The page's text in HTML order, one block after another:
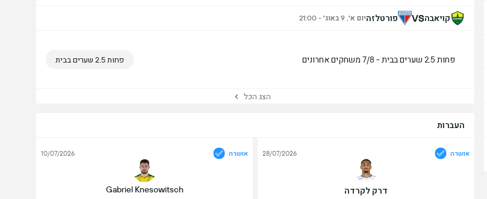
קויאבהVS פורטלזהיום א׳, 9 באוג׳ - 21:00
פחות 2.5 שערים בבית - 7/8 משחקים אחרונים פחות 2.5 שערים בבית
הצג הכל
העברות
אושרה
דרק לקרדה
28/07/2026 אושרה
Gabriel Knesowitsch
10/07/2026